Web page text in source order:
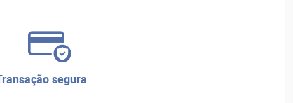
transação segura